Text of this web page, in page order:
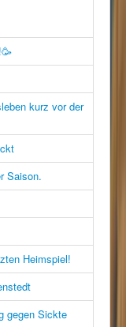
kurz vor der
Saison.
Heimspiel!
gegen Sickte